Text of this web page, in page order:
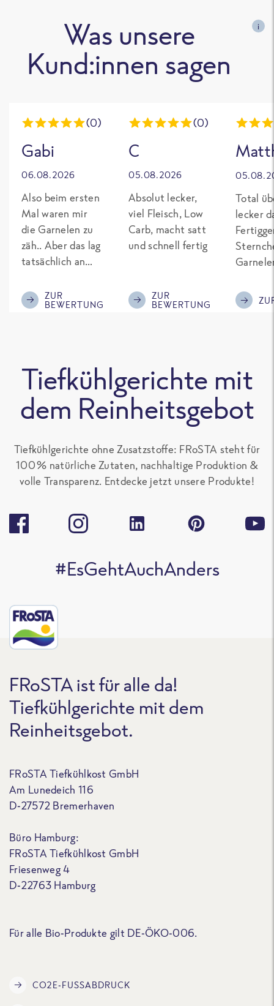
Was unsere
Kund:innen sagen
i
(0)
Gabi
06.08.2026
Also beim ersten
Mal waren mir
die Garnelen zu
zäh.. Aber das lag
tatsächlich an
nach 8 Minuten
die Pfanne vom
beim nächsten
Mal dann so
gehandhabt und
siehe da: Es war
!!! 😋 Ich habe das
Gericht gleich
wieder gekauft
Gefrierschrank
{...} 🥰
ZUR
BEWERTUNG
(0)
C
05.08.2026
Absolut lecker,
viel Fleisch, Low
Carb, macht satt
und schnell fertig
ZUR
BEWERTUNG
Total
lecker
Tiefkühlgerichte mit
dem Reinheitsgebot
Tiefkühlgerichte ohne Zusatzstoffe: FRoSTA steht für
100 % natürliche Zutaten, nachhaltige Produktion &
volle Transparenz. Entdecke jetzt unsere Produkte!
#EsGehtAuchAnders
FRoSTA ist für alle da!
Tiefkühlgerichte mit dem
Reinheitsgebot.
FRoSTA Tiefkühlkost GmbH
Am Lunedeich 116
D-27572 Bremerhaven
Büro Hamburg:
FRoSTA Tiefkühlkost GmbH
Friesenweg 4
D-22763 Hamburg
Für alle Bio-Produkte gilt DE-ÖKO-006.
CO2E-FUSSABDRUCK